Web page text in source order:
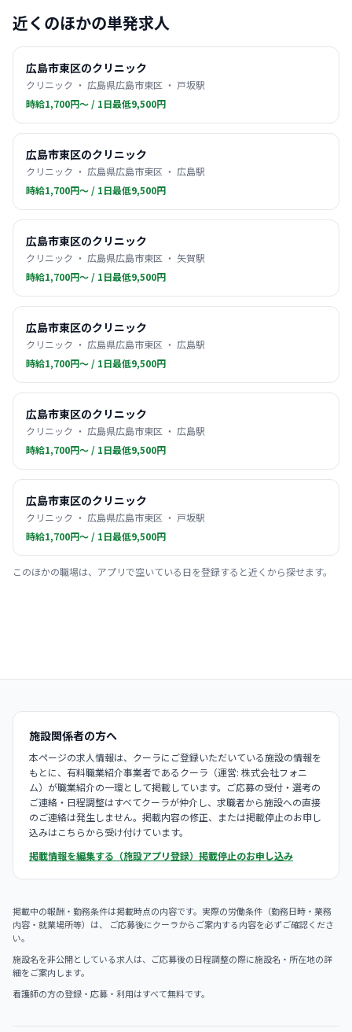
近くのほかの単発求人
広島市東区のクリニック
クリニック ・ 広島県広島市東区 ・ 戸坂駅
時給1,700円〜 / 1日最低9,500円
広島市東区のクリニック
クリニック ・ 広島県広島市東区 ・ 広島駅
時給1,700円〜 / 1日最低9,500円
広島市東区のクリニック
クリニック ・ 広島県広島市東区 ・ 矢賀駅
時給1,700円〜 / 1日最低9,500円
広島市東区のクリニック
クリニック ・ 広島県広島市東区 ・ 広島駅
時給1,700円〜 / 1日最低9,500円
広島市東区のクリニック
クリニック ・ 広島県広島市東区 ・ 広島駅
時給1,700円〜 / 1日最低9,500円
広島市東区のクリニック
クリニック ・ 広島県広島市東区 ・ 戸坂駅
時給1,700円〜 / 1日最低9,500円
このほかの職場は、アプリで空いている日を登録すると近くから探せます。
施設関係者の方へ
本ページの求人情報は、クーラにご登録いただいている施設の情報を
もとに、有料職業紹介事業者であるクーラ（運営: 株式会社フォニ
ム）が職業紹介の一環として掲載しています。ご応募の受付・選考の
ご連絡・日程調整はすべてクーラが仲介し、求職者から施設への直接
のご連絡は発生しません。掲載内容の修正、または掲載停止のお申し
込みはこちらから受け付けています。
掲載情報を編集する（施設アプリ登録） 掲載停止のお申し込み
掲載中の報酬・勤務条件は掲載時点の内容です。実際の労働条件（勤務日時・業務
内容・就業場所等）は、 ご応募後にクーラからご案内する内容を必ずご確認くださ
い。
施設名を非公開としている求人は、ご応募後の日程調整の際に施設名・所在地の詳
細をご案内します。
看護師の方の登録・応募・利用はすべて無料です。